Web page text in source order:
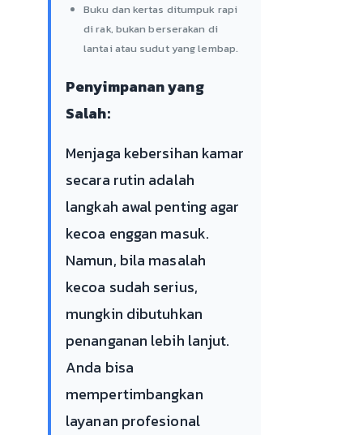
Buku dan kertas ditumpuk rapi
di rak, bukan berserakan di
lantai atau sudut yang lembap.
Penyimpanan yang
Salah:
Menjaga kebersihan kamar
secara rutin adalah
langkah awal penting agar
kecoa enggan masuk.
Namun, bila masalah
kecoa sudah serius,
mungkin dibutuhkan
penanganan lebih lanjut.
Anda bisa
mempertimbangkan
layanan profesional